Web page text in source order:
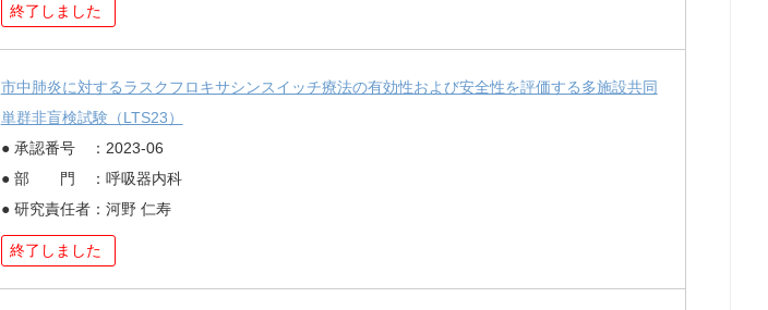
終了しました
市中肺炎に対するラスクフロキサシンスイッチ療法の有効性および安全性を評価する多施設共同
単群非盲検試験（LTS23）
● 承認番号 ：2023-06
● 部 門 ：呼吸器内科
● 研究責任者：河野 仁寿
終了しました